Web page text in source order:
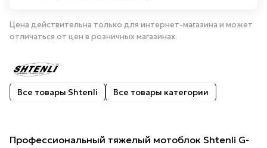
Цена действительна только для интернет-магазина и может
отличаться от цен в розничных магазинах.
Все товары Shtenli Все товары категории
Профессиональный тяжелый мотоблок Shtenli G-